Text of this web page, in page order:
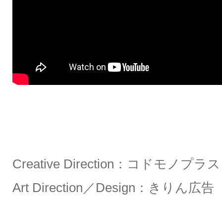
Creative Direction：コドモノプラス
Art Direction／Design：きりん広告